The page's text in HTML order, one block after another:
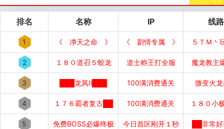
排名 名称 IP 线路
1 《 净天之命 》 《 剧情专属 》 ５ＴＭ丶
2 １８０道召５蛟龙 道士称王打全服 魔龙教主
3 ███龙凤Ⅱ███ 100满消费通关 微变火
4 １７６霸者复古██ 100满消费通关 １８０小
5 免费BOSS必爆终极 今日首区刚开１秒 ██非常